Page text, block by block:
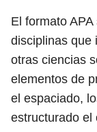
El formato
disciplinas que
otras ciencias
elementos de
el espaciado,
estructurado el